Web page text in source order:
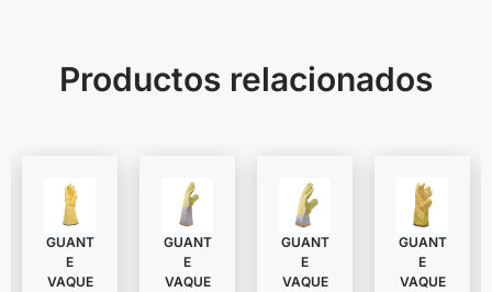
Productos relacionados
GUANT
E
VAQUE
GUANT
E
VAQUE
GUANT
E
VAQUE
GUANT
E
VAQUE